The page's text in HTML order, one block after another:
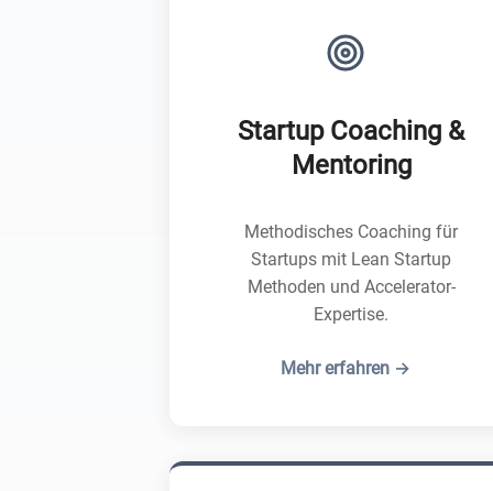
Startup Coaching &
Mentoring
Methodisches Coaching für
Startups mit Lean Startup
Methoden und Accelerator-
Expertise.
Mehr erfahren →